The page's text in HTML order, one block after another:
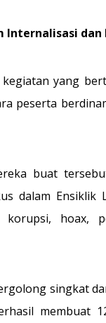
Internalisasi
yang
peserta
buat
dalam
hoax,
singkat
membuat